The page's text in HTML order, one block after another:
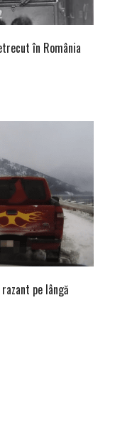
în România
pe lângă